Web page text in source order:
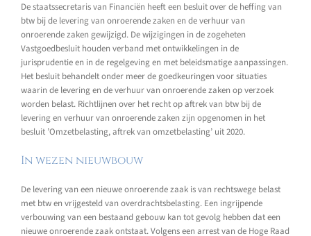
De staatssecretaris van Financiën heeft een besluit over de heffing van
btw bij de levering van onroerende zaken en de verhuur van
onroerende zaken gewijzigd. De wijzigingen in de zogeheten
Vastgoedbesluit houden verband met ontwikkelingen in de
jurisprudentie en in de regelgeving en met beleidsmatige aanpassingen.
Het besluit behandelt onder meer de goedkeuringen voor situaties
waarin de levering en de verhuur van onroerende zaken op verzoek
worden belast. Richtlijnen over het recht op aftrek van btw bij de
levering en verhuur van onroerende zaken zijn opgenomen in het
besluit ’Omzetbelasting, aftrek van omzetbelasting’ uit 2020.
In wezen nieuwbouw
De levering van een nieuwe onroerende zaak is van rechtswege belast
met btw en vrijgesteld van overdrachtsbelasting. Een ingrijpende
verbouwing van een bestaand gebouw kan tot gevolg hebben dat een
nieuwe onroerende zaak ontstaat. Volgens een arrest van de Hoge Raad